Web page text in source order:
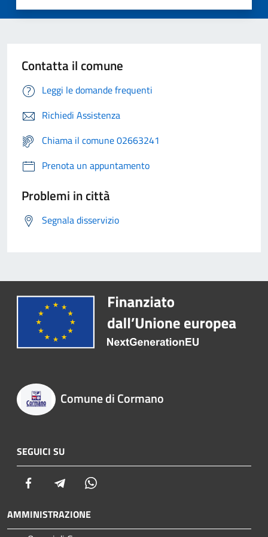
Contatta il comune
Leggi le domande frequenti
Richiedi Assistenza
Chiama il comune 02663241
Prenota un appuntamento
Problemi in città
Segnala disservizio
Comune di Cormano
SEGUICI SU
Facebook Telegram
AMMINISTRAZIONE